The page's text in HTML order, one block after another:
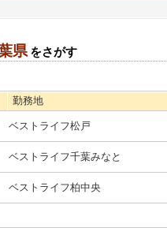
県 をさがす
勤務地
ベストライフ松戸
ベストライフ千葉みなと
ベストライフ柏中央